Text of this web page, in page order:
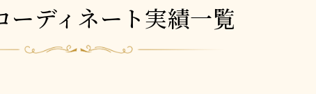
ーディネート実績一覧